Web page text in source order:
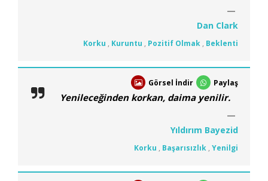
Dan Clark
Korku , Kuruntu , Pozitif Olmak , Beklenti
Görsel İndir Paylaş
Yenileceğinden korkan, daima yenilir.
Yıldırım Bayezid
Korku , Başarısızlık , Yenilgi